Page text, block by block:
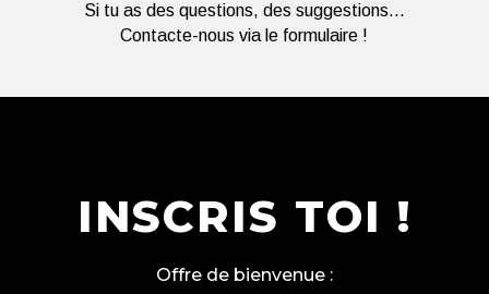
Si tu as des questions, des suggestions...
Contacte-nous via le formulaire !
INSCRIS TOI !
Offre de bienvenue :